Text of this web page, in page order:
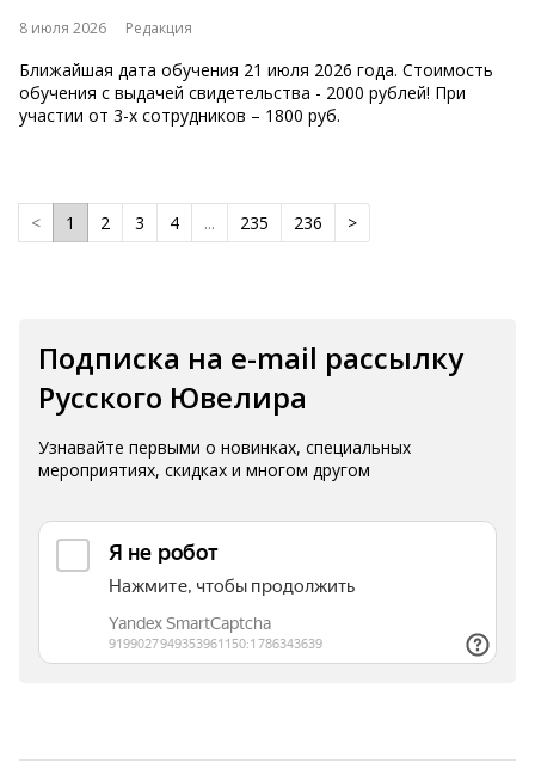
8 июля 2026 Редакция
Ближайшая дата обучения 21 июля 2026 года. Стоимость
обучения с выдачей свидетельства - 2000 рублей! При
участии от 3-х сотрудников – 1800 руб.
< 1 2 3 4 ... 235 236 >
Подписка на e-mail рассылку
Русского Ювелира
Узнавайте первыми о новинках, специальных
мероприятиях, скидках и многом другом